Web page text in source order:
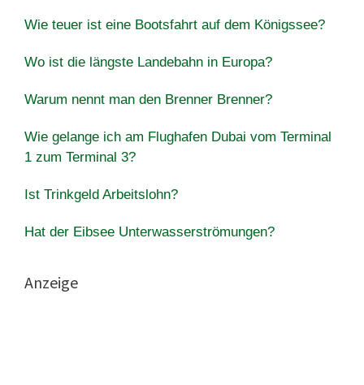
Wie teuer ist eine Bootsfahrt auf dem Königssee?
Wo ist die längste Landebahn in Europa?
Warum nennt man den Brenner Brenner?
Wie gelange ich am Flughafen Dubai vom Terminal
1 zum Terminal 3?
Ist Trinkgeld Arbeitslohn?
Hat der Eibsee Unterwasserströmungen?
Anzeige